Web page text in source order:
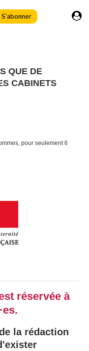
S'abonner
QUE DE
CABINETS
pour seulement 6
réservée à
la rédaction